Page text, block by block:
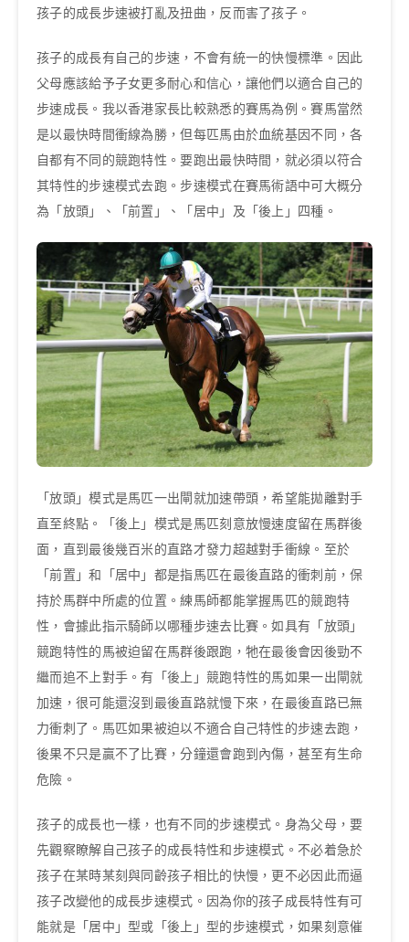
孩子的成長步速被打亂及扭曲，反而害了孩子。
孩子的成長有自己的步速，不會有統一的快慢標準。因此
父母應該給予子女更多耐心和信心，讓他們以適合自己的
步速成長。我以香港家長比較熟悉的賽馬為例。賽馬當然
是以最快時間衝線為勝，但每匹馬由於血統基因不同，各
自都有不同的競跑特性。要跑出最快時間，就必須以符合
其特性的步速模式去跑。步速模式在賽馬術語中可大概分
為「放頭」、「前置」、「居中」及「後上」四種。
「放頭」模式是馬匹一出閘就加速帶頭，希望能拋離對手
直至終點。「後上」模式是馬匹刻意放慢速度留在馬群後
面，直到最後幾百米的直路才發力超越對手衝線。至於
「前置」和「居中」都是指馬匹在最後直路的衝刺前，保
持於馬群中所處的位置。練馬師都能掌握馬匹的競跑特
性，會據此指示騎師以哪種步速去比賽。如具有「放頭」
競跑特性的馬被迫留在馬群後跟跑，牠在最後會因後勁不
繼而追不上對手。有「後上」競跑特性的馬如果一出閘就
加速，很可能還沒到最後直路就慢下來，在最後直路已無
力衝刺了。馬匹如果被迫以不適合自己特性的步速去跑，
後果不只是贏不了比賽，分鐘還會跑到內傷，甚至有生命
危險。
孩子的成長也一樣，也有不同的步速模式。身為父母，要
先觀察瞭解自己孩子的成長特性和步速模式。不必着急於
孩子在某時某刻與同齡孩子相比的快慢，更不必因此而逼
孩子改變他的成長步速模式。因為你的孩子成長特性有可
能就是「居中」型或「後上」型的步速模式，如果刻意催